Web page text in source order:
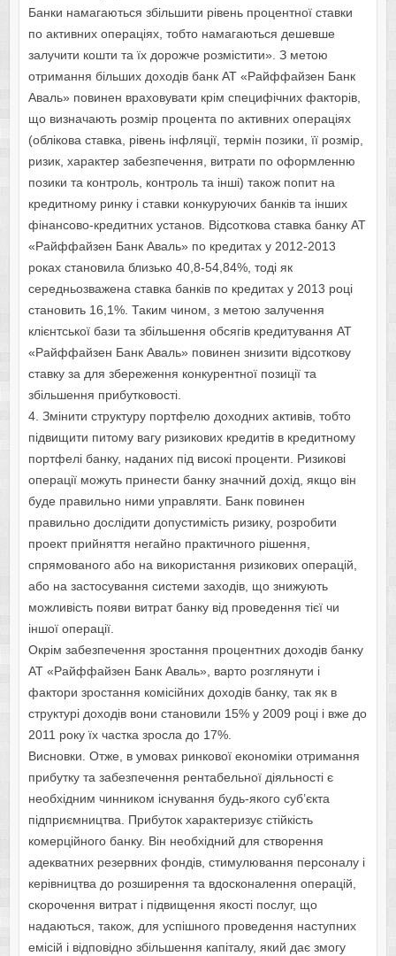
Банки намагаються збільшити рівень процентної ставки
по активних операціях, тобто намагаються дешевше
залучити кошти та їх дорожче розмістити». З метою
отримання більших доходів банк АТ «Райффайзен Банк
Аваль» повинен враховувати крім специфічних факторів,
що визначають розмір процента по активних операціях
(облікова ставка, рівень інфляції, термін позики, її розмір,
ризик, характер забезпечення, витрати по оформленню
позики та контроль, контроль та інші) також попит на
кредитному ринку і ставки конкуруючих банків та інших
фінансово-кредитних установ. Відсоткова ставка банку АТ
«Райффайзен Банк Аваль» по кредитах у 2012-2013
роках становила близько 40,8-54,84%, тоді як
середньозважена ставка банків по кредитах у 2013 році
становить 16,1%. Таким чином, з метою залучення
клієнтської бази та збільшення обсягів кредитування АТ
«Райффайзен Банк Аваль» повинен знизити відсоткову
ставку за для збереження конкурентної позиції та
збільшення прибутковості.
4. Змінити структуру портфелю доходних активів, тобто
підвищити питому вагу ризикових кредитів в кредитному
портфелі банку, наданих під високі проценти. Ризикові
операції можуть принести банку значний дохід, якщо він
буде правильно ними управляти. Банк повинен
правильно дослідити допустимість ризику, розробити
проект прийняття негайно практичного рішення,
спрямованого або на використання ризикових операцій,
або на застосування системи заходів, що знижують
можливість появи витрат банку від проведення тієї чи
іншої операції.
Окрім забезпечення зростання процентних доходів банку
АТ «Райффайзен Банк Аваль», варто розглянути і
фактори зростання комісійних доходів банку, так як в
структурі доходів вони становили 15% у 2009 році і вже до
2011 року їх частка зросла до 17%.
Висновки. Отже, в умовах ринкової економіки отримання
прибутку та забезпечення рентабельної діяльності є
необхідним чинником існування будь-якого суб’єкта
підприємництва. Прибуток характеризує стійкість
комерційного банку. Він необхідний для створення
адекватних резервних фондів, стимулювання персоналу і
керівництва до розширення та вдосконалення операцій,
скорочення витрат і підвищення якості послуг, що
надаються, також, для успішного проведення наступних
емісій і відповідно збільшення капіталу, який дає змогу